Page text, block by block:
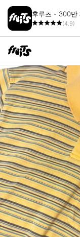
후루츠 - 300만
(4.9)